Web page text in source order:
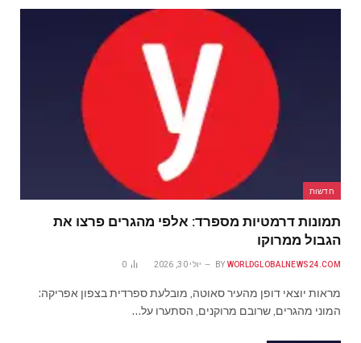
חדשות
תמונות דרמטיות מספרד: אלפי מהגרים פרצו את
הגבול ממרוקו
BY WORLDGLOBALNEWS24.COM יולי 30, 2026 0
מראות יוצאי דופן מהעיר סאוטה, מובלעת ספרדית בצפון אפריקה:
המוני מהגרים, שרובם מרוקנים, הסתערו על…